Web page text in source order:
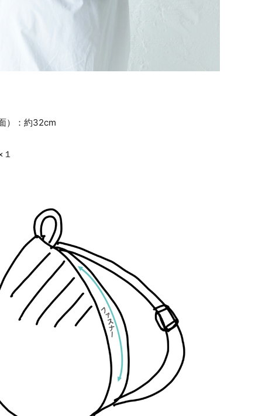
）：約32cm